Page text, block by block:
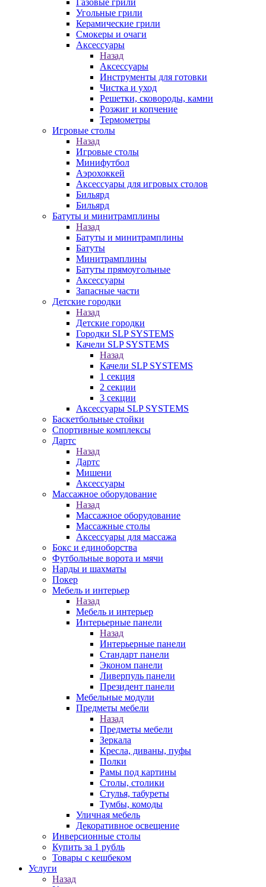
Газовые грили
Угольные грили
Керамические грили
Смокеры и очаги
Аксессуары
Назад
Аксессуары
Инструменты для готовки
Чистка и уход
Решетки, сковороды, камни
Розжиг и копчение
Термометры
Игровые столы
Назад
Игровые столы
Минифутбол
Аэрохоккей
Аксессуары для игровых столов
Бильяpд
Бильяpд
Батуты и минитрамплины
Назад
Батуты и минитрамплины
Батуты
Минитрамплины
Батуты прямоугольные
Аксессуары
Запасные части
Детские городки
Назад
Детские городки
Городки SLP SYSTEMS
Качели SLP SYSTEMS
Назад
Качели SLP SYSTEMS
1 секция
2 секции
3 секции
Аксессуары SLP SYSTEMS
Баскетбольные стойки
Спортивные комплексы
Дартс
Назад
Дартс
Мишени
Аксессуары
Массажное оборудование
Назад
Массажное оборудование
Массажные столы
Аксессуары для массажа
Бокс и единоборства
Футбольные ворота и мячи
Нарды и шахматы
Покер
Мебель и интерьер
Назад
Мебель и интерьер
Интерьерные панели
Назад
Интерьерные панели
Стандарт панели
Эконом панели
Ливерпуль панели
Президент панели
Мебельные модули
Предметы мебели
Назад
Предметы мебели
Зеркала
Кресла, диваны, пуфы
Полки
Рамы под картины
Столы, столики
Стулья, табуреты
Тумбы, комоды
Уличная мебель
Декоративное освещение
Инверсионные столы
Купить за 1 рубль
Товары с кешбеком
Услуги
Назад